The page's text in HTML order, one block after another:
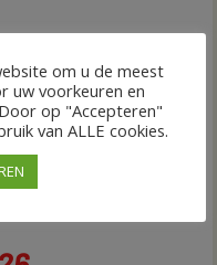
om u de meest
uw voorkeuren en
op "Accepteren"
van ALLE cookies.